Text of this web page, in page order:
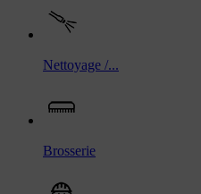
Nettoyage /...
Brosserie